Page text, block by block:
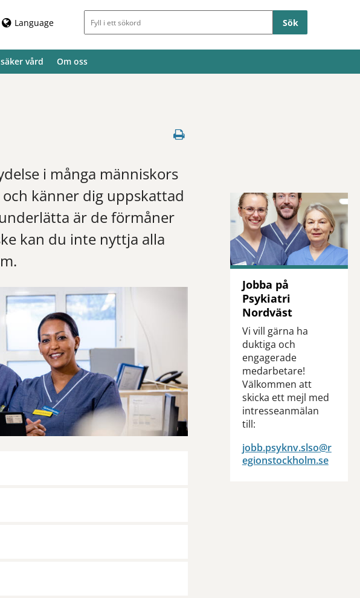
Language Sökfält
vård Om oss
i många människors
känner dig uppskattad
är de förmåner
kan du inte nyttja alla
Jobba på
Psykiatri
Nordväst
Vi vill gärna ha
duktiga och
engagerade
medarbetare!
Välkommen att
skicka ett mejl med
intresseanmälan
till:
jobb.psyknv.slso@r
egionstockholm.se